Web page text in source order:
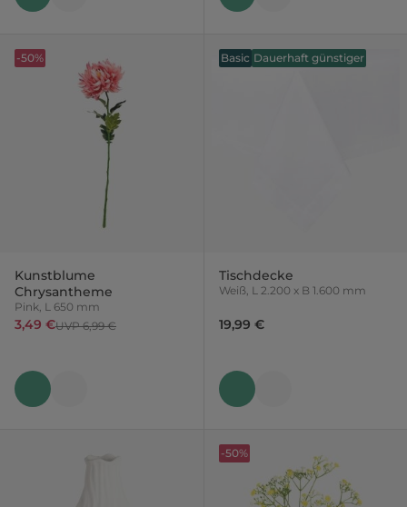
Kunstblume
Chrysantheme
Pink, L 650 mm
3,49 €UVP 6,99 €
-50%
Tischdecke
Weiß, L 2.200 x B 1.600 mm
19,99 €
Basic Dauerhaft günstiger
-50%